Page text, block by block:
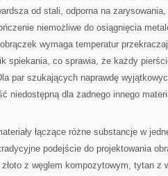
od stali, odporna na
niemożliwe do osiągnięcia
wymaga temperatur
spiekania, co sprawia, że każdy
par szukających naprawdę
niedostępną dla żadnego innego
łączące różne substancje w
podejście do projektowania
z węglem kompozytowym, tytan z